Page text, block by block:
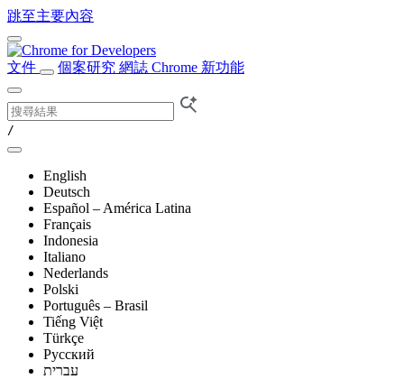
跳至主要內容
文件 個案研究 網誌 Chrome 新功能
/
English
Deutsch
Español – América Latina
Français
Indonesia
Italiano
Nederlands
Polski
Português – Brasil
Tiếng Việt
Türkçe
Русский
עברית